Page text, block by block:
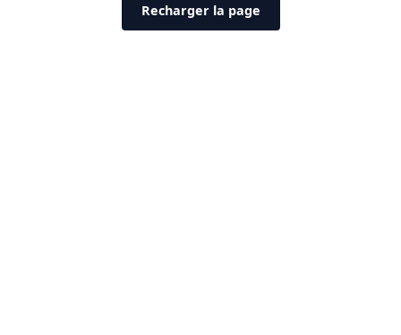
Recharger la page